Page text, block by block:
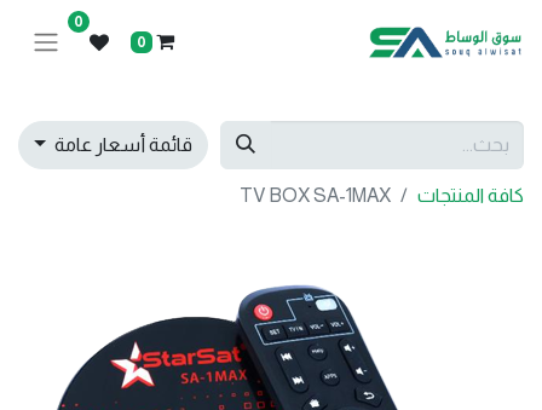
0
0
قائمة أسعار عامة
كافة المنتجات TV BOX SA-1MAX